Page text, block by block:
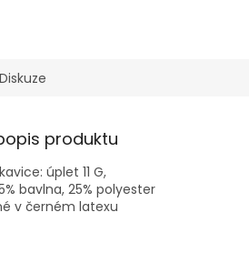
Diskuze
produktu
úplet 11 G,
bavlna, 25% polyester
v černém latexu